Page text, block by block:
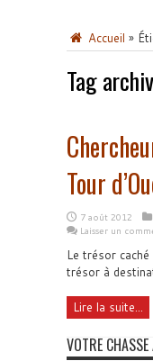
Accueil »
Tag
Tour
7 août 2012
Laisser un
Le trésor
trésor à
Lire la suite...
VOTRE